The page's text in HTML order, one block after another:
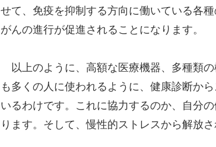
せて、免疫を抑制する方向に働いている各
がんの進行が促進されることになります。
以上のように、高額な医療機器、多種類
も多くの人に使われるように、健康診断か
いるわけです。これに協力するのか、自分
ります。そして、慢性的ストレスから解放